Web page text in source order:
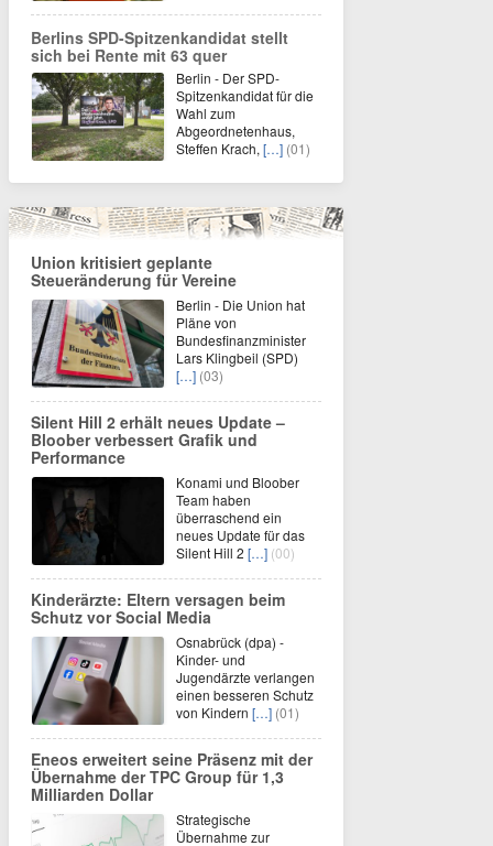
Berlins SPD-Spitzenkandidat stellt
sich bei Rente mit 63 quer
Berlin - Der SPD-
Spitzenkandidat für die
Wahl zum
Abgeordnetenhaus,
Steffen Krach, […] (01)
Union kritisiert geplante
Steueränderung für Vereine
Berlin - Die Union hat
Pläne von
Bundesfinanzminister
Lars Klingbeil (SPD)
[…] (03)
Silent Hill 2 erhält neues Update –
Bloober verbessert Grafik und
Performance
Konami und Bloober
Team haben
überraschend ein
neues Update für das
Silent Hill 2 […] (00)
Kinderärzte: Eltern versagen beim
Schutz vor Social Media
Osnabrück (dpa) -
Kinder- und
Jugendärzte verlangen
einen besseren Schutz
von Kindern […] (01)
Eneos erweitert seine Präsenz mit der
Übernahme der TPC Group für 1,3
Milliarden Dollar
Strategische
Übernahme zur